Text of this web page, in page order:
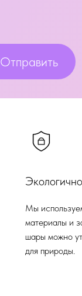
Отправить
Мы
материалы и
шары можно
для природы.